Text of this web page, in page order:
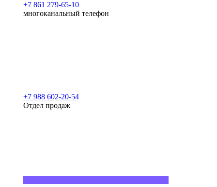
+7 861 279-65-10
многоканальный телефон
+7 988 602-20-54
Отдел продаж